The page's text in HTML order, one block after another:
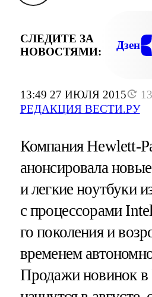
13:49 27 ИЮЛЯ 2015
РЕДАКЦИЯ ВЕСТИ.РУ
СЛЕДИТЕ ЗА
НОВОСТЯМИ:
Дзен
Компания Hewlett-
анонсировала
и легкие ноутбуки
с процессорами
го поколения и
временем
Продажи новинок в